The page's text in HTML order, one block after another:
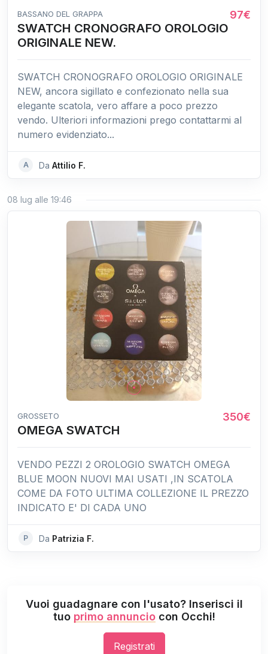
BASSANO DEL GRAPPA 97€
SWATCH CRONOGRAFO OROLOGIO
ORIGINALE NEW.
SWATCH CRONOGRAFO OROLOGIO ORIGINALE
NEW, ancora sigillato e confezionato nella sua
elegante scatola, vero affare a poco prezzo
vendo. Ulteriori informazioni prego contattarmi al
numero evidenziato...
A Da Attilio F.
08 lug alle 19:46
GROSSETO 350€
OMEGA SWATCH
VENDO PEZZI 2 OROLOGIO SWATCH OMEGA
BLUE MOON NUOVI MAI USATI ,IN SCATOLA
COME DA FOTO ULTIMA COLLEZIONE IL PREZZO
INDICATO E' DI CADA UNO
P Da Patrizia F.
Vuoi guadagnare con l'usato? Inserisci il
tuo primo annunciocon Occhi!
Registrati